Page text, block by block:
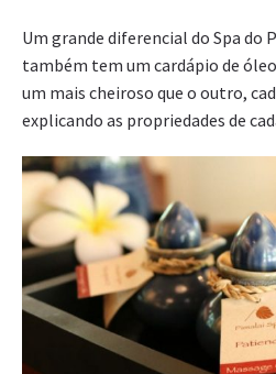
Um grande diferencial do Spa do
também tem um cardápio de
um mais cheiroso que o outro,
explicando as propriedades de